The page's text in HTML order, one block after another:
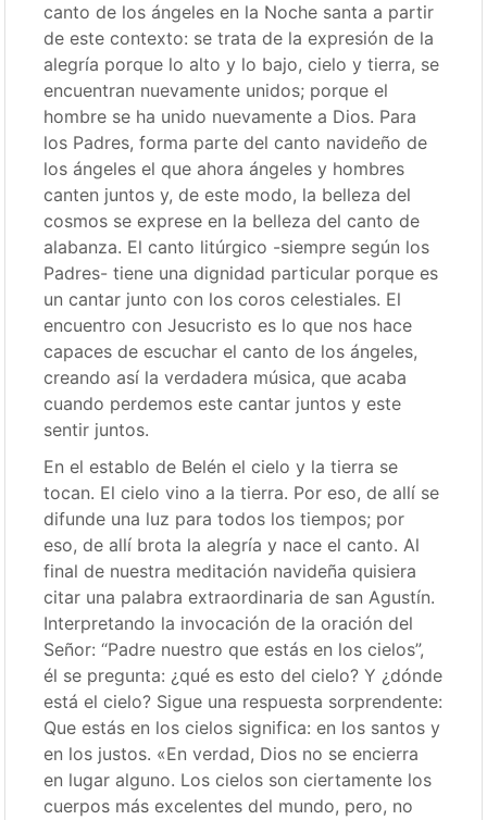
canto de los ángeles en la Noche santa a partir
de este contexto: se trata de la expresión de la
alegría porque lo alto y lo bajo, cielo y tierra, se
encuentran nuevamente unidos; porque el
hombre se ha unido nuevamente a Dios. Para
los Padres, forma parte del canto navideño de
los ángeles el que ahora ángeles y hombres
canten juntos y, de este modo, la belleza del
cosmos se exprese en la belleza del canto de
alabanza. El canto litúrgico -siempre según los
Padres- tiene una dignidad particular porque es
un cantar junto con los coros celestiales. El
encuentro con Jesucristo es lo que nos hace
capaces de escuchar el canto de los ángeles,
creando así la verdadera música, que acaba
cuando perdemos este cantar juntos y este
sentir juntos.
En el establo de Belén el cielo y la tierra se
tocan. El cielo vino a la tierra. Por eso, de allí se
difunde una luz para todos los tiempos; por
eso, de allí brota la alegría y nace el canto. Al
final de nuestra meditación navideña quisiera
citar una palabra extraordinaria de san Agustín.
Interpretando la invocación de la oración del
Señor: “Padre nuestro que estás en los cielos”,
él se pregunta: ¿qué es esto del cielo? Y ¿dónde
está el cielo? Sigue una respuesta sorprendente:
Que estás en los cielos significa: en los santos y
en los justos. «En verdad, Dios no se encierra
en lugar alguno. Los cielos son ciertamente los
cuerpos más excelentes del mundo, pero, no